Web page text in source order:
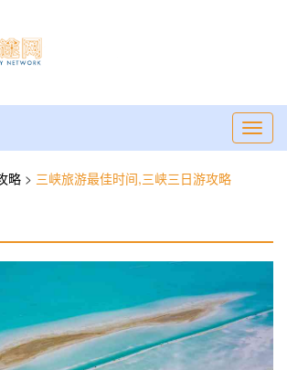
略 > 三峡旅游最佳时间,三峡三日游攻略